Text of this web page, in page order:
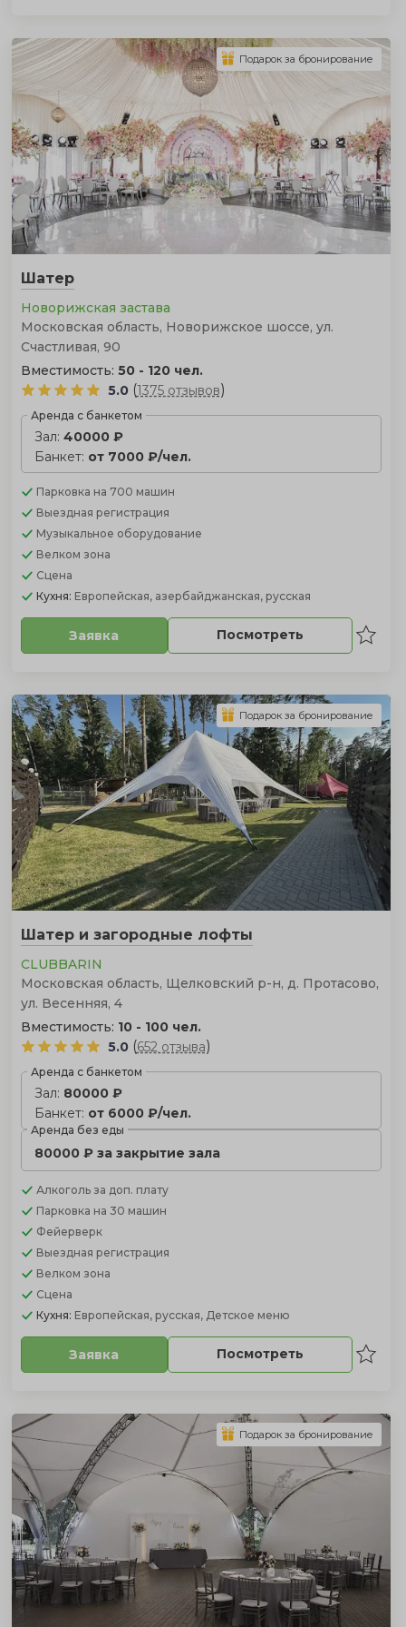
Шатер
Новорижская застава
Московская область, Новорижское шоссе, ул.
Счастливая, 90
Вместимость: 50 - 120 чел.
5.0 (1375 отзывов)
Аренда с банкетом
Зал: 40000 ₽
Банкет: от 7000 ₽/чел.
Парковка на 700 машин
Выездная регистрация
Музыкальное оборудование
Велком зона
Сцена
Кухня: Европейская, азербайджанская, русская
Заявка Посмотреть
Подарок за бронирование
Шатер и загородные лофты
CLUBBARIN
Московская область, Щелковский р-н, д. Протасово,
ул. Весенняя, 4
Вместимость: 10 - 100 чел.
5.0 (652 отзыва)
Аренда с банкетом
Зал: 80000 ₽
Банкет: от 6000 ₽/чел.
Аренда без еды
80000 ₽ за закрытие зала
Алкоголь за доп. плату
Парковка на 30 машин
Фейерверк
Выездная регистрация
Велком зона
Сцена
Кухня: Европейская, русская, Детское меню
Заявка Посмотреть
Подарок за бронирование
Подарок за бронирование